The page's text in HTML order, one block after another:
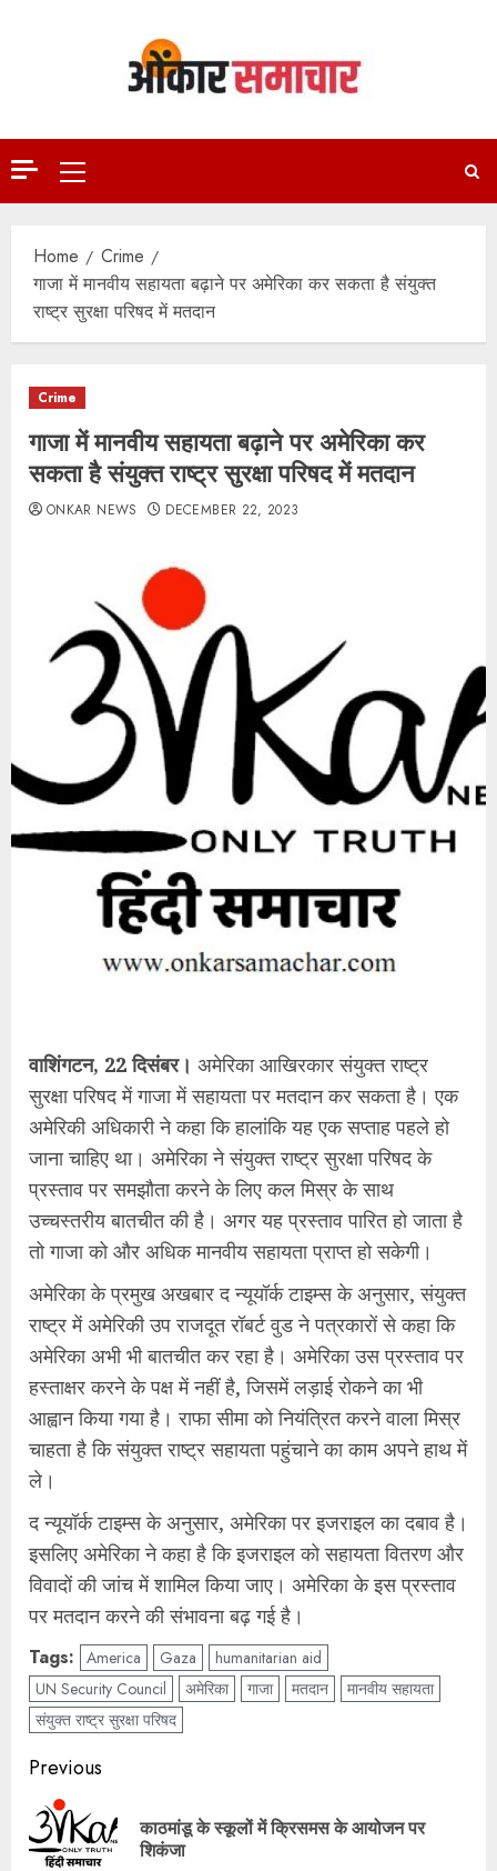
Primary
Menu
Home
Crime
गाजा में मानवीय सहायता बढ़ाने पर अमेरिका कर सकता है संयुक्त
राष्ट्र सुरक्षा परिषद में मतदान
Crime
गाजा में मानवीय सहायता बढ़ाने पर अमेरिका कर
सकता है संयुक्त राष्ट्र सुरक्षा परिषद में मतदान
ONKAR NEWS DECEMBER 22, 2023
वाशिंगटन, 22 दिसंबर। अमेरिका आखिरकार संयुक्त राष्ट्र
सुरक्षा परिषद में गाजा में सहायता पर मतदान कर सकता है। एक
अमेरिकी अधिकारी ने कहा कि हालांकि यह एक सप्ताह पहले हो
जाना चाहिए था। अमेरिका ने संयुक्त राष्ट्र सुरक्षा परिषद के
प्रस्ताव पर समझौता करने के लिए कल मिस्र के साथ
उच्चस्तरीय बातचीत की है। अगर यह प्रस्ताव पारित हो जाता है
तो गाजा को और अधिक मानवीय सहायता प्राप्त हो सकेगी।
अमेरिका के प्रमुख अखबार द न्यूयॉर्क टाइम्स के अनुसार, संयुक्त
राष्ट्र में अमेरिकी उप राजदूत रॉबर्ट वुड ने पत्रकारों से कहा कि
अमेरिका अभी भी बातचीत कर रहा है। अमेरिका उस प्रस्ताव पर
हस्ताक्षर करने के पक्ष में नहीं है, जिसमें लड़ाई रोकने का भी
आह्वान किया गया है। राफा सीमा को नियंत्रित करने वाला मिस्र
चाहता है कि संयुक्त राष्ट्र सहायता पहुंचाने का काम अपने हाथ में
ले।
द न्यूयॉर्क टाइम्स के अनुसार, अमेरिका पर इजराइल का दबाव है।
इसलिए अमेरिका ने कहा है कि इजराइल को सहायता वितरण और
विवादों की जांच में शामिल किया जाए। अमेरिका के इस प्रस्ताव
पर मतदान करने की संभावना बढ़ गई है।
Tags: America Gaza
humanitarian aid
UN Security Council
अमेरिका गाजा मतदान
मानवीय सहायता
संयुक्त राष्ट्र सुरक्षा परिषद
Post
navigation
Previous
काठमांडू के स्कूलों में क्रिसमस के आयोजन पर
शिकंजा